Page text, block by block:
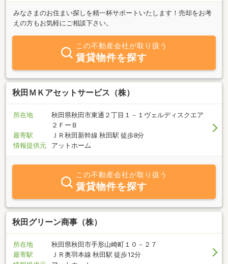
みなさまのお住まい探しを精一杯サポートいたします！売却をお考
えの方もお気軽にご相談下さい。
この不動産会社が取り扱う
賃貸物件を探す
秋田ＭＫアセットサービス（株）
所在地
秋田県秋田市東通２丁目１－１ヴェルディスクエア
２ＦーＢ
最寄駅
ＪＲ秋田新幹線 秋田駅 徒歩8分
情報提供元
アットホーム
この不動産会社が取り扱う
賃貸物件を探す
秋田グリーン商事（株）
所在地
秋田県秋田市手形山崎町１０－２７
最寄駅
ＪＲ奥羽本線 秋田駅 徒歩12分